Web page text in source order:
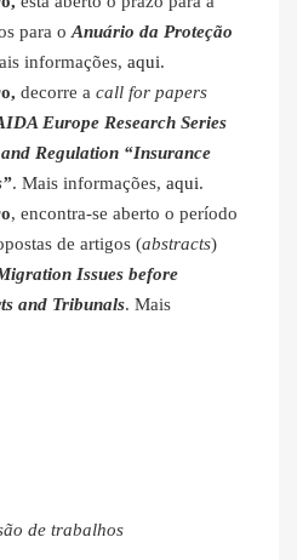
para oAnuário da Proteção
informações, aqui.
decorre a call for papers
Europe Research Series
Regulation “Insurance
. Mais informações, aqui.
, encontra-se aberto o período
de artigos (abstracts)
Issues before
and Tribunals. Mais
de trabalhos